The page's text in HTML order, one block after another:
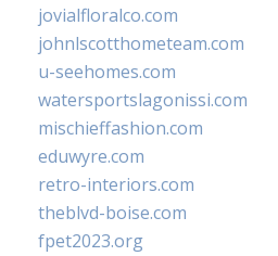
jovialfloralco.com
johnlscotthometeam.com
u-seehomes.com
watersportslagonissi.com
mischieffashion.com
eduwyre.com
retro-interiors.com
theblvd-boise.com
fpet2023.org